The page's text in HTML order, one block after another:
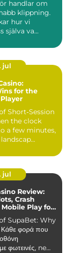
handlar om
klippning.
hur vi
själva va...
jul
for the
Short‑Session
the clock
a few minutes,
jul
Review:
Crash
Play for
SupaBet: Why
φορά που
φωτεινές, ne...